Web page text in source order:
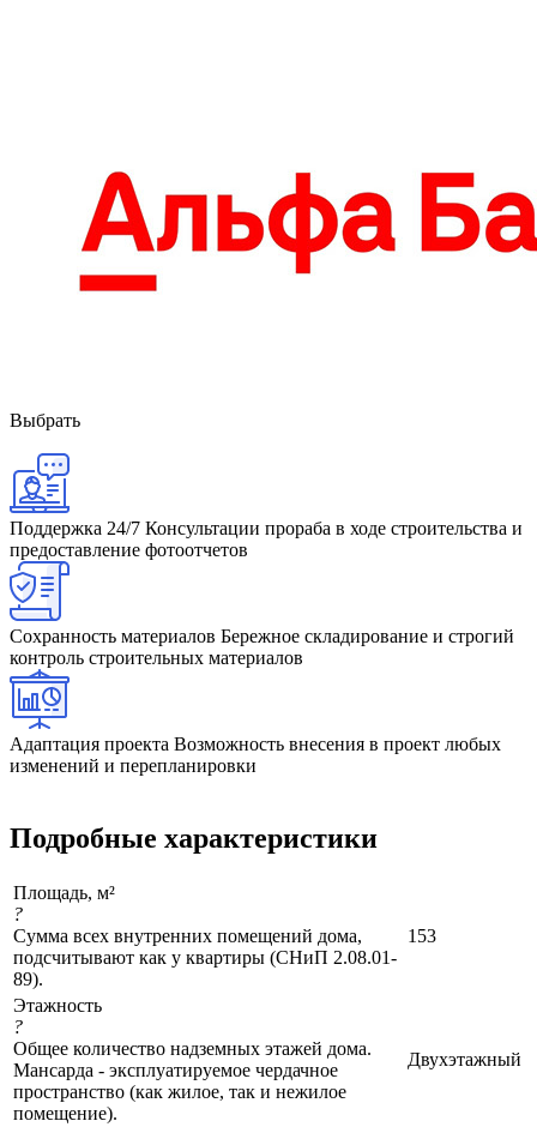
Выбрать
Поддержка 24/7 Консультации прораба в ходе строительства и
предоставление фотоотчетов
Сохранность материалов Бережное складирование и строгий
контроль строительных материалов
Адаптация проекта Возможность внесения в проект любых
изменений и перепланировки
Подробные характеристики
Площадь, м²
?
Сумма всех внутренних помещений дома,
подсчитывают как у квартиры (СНиП 2.08.01-
89).
153
Этажность
?
Общее количество надземных этажей дома.
Мансарда - эксплуатируемое чердачное
пространство (как жилое, так и нежилое
помещение).
Двухэтажный